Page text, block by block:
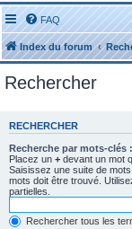
FAQ
Index du forum
Rechercher
RECHERCHER
Recherche par mots-clés :
Placez un + devant un mot
Saisissez une suite de
mots doit être trouvé.
partielles.
Rechercher tous les